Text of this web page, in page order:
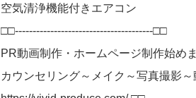
空気清浄機能付きエアコン
□□---------------------------------------□□
PR動画制作・ホームページ制作始めま
カウンセリング～メイク～写真撮影